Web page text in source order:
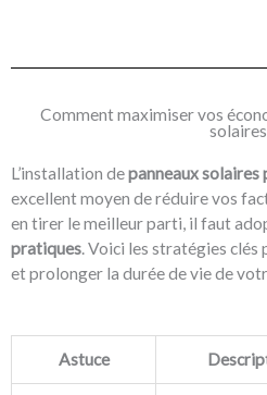
Comment maximiser vos
solaires
L’installation depanneaux
excellent moyen de réduire vos
en tirer le meilleur parti, il faut
pratiques. Voici les stratégies clés
et prolonger la durée de vie de
Astuce